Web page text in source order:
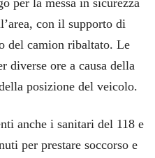
per la messa in sicurezza
con il supporto di
del camion ribaltato. Le
diverse ore a causa della
posizione del veicolo.
anche i sanitari del 118 e
per prestare soccorso e